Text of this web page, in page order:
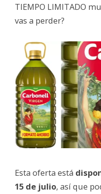
TIEMPO LIMITADO
vas a perder?
Esta oferta está
15 de julio, así que